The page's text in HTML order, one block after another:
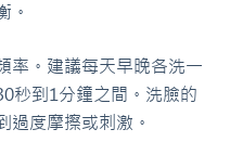
。
率。建議每天早晚各洗一
秒到1分鐘之間。洗臉的
過度摩擦或刺激。